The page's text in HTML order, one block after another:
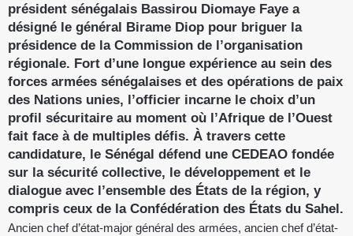
président sénégalais Bassirou Diomaye Faye a
désigné le général Birame Diop pour briguer la
présidence de la Commission de l’organisation
régionale. Fort d’une longue expérience au sein des
forces armées sénégalaises et des opérations de paix
des Nations unies, l’officier incarne le choix d’un
profil sécuritaire au moment où l’Afrique de l’Ouest
fait face à de multiples défis. À travers cette
candidature, le Sénégal défend une CEDEAO fondée
sur la sécurité collective, le développement et le
dialogue avec l’ensemble des États de la région, y
compris ceux de la Confédération des États du Sahel.
Ancien chef d’état-major général des armées, ancien chef d’état-